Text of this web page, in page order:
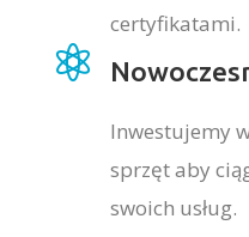
certyfikatami.

Inwestujemy
sprzęt aby
swoich usług.